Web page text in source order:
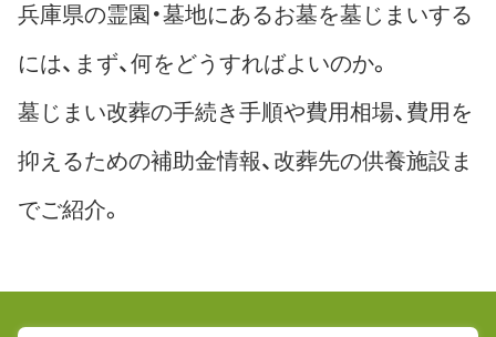
兵庫県の霊園・墓地にあるお墓を墓じまいする
には、まず、何をどうすればよいのか。
墓じまい改葬の手続き手順や費用相場、費用を
抑えるための補助金情報、改葬先の供養施設ま
でご紹介。